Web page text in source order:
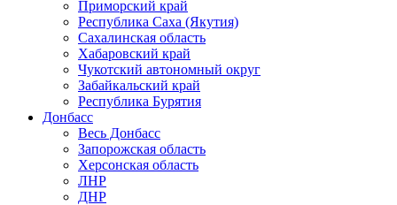
Приморский край
Республика Саха (Якутия)
Сахалинская область
Хабаровский край
Чукотский автономный округ
Забайкальский край
Республика Бурятия
Донбасс
Весь Донбасс
Запорожская область
Херсонская область
ЛНР
ДНР